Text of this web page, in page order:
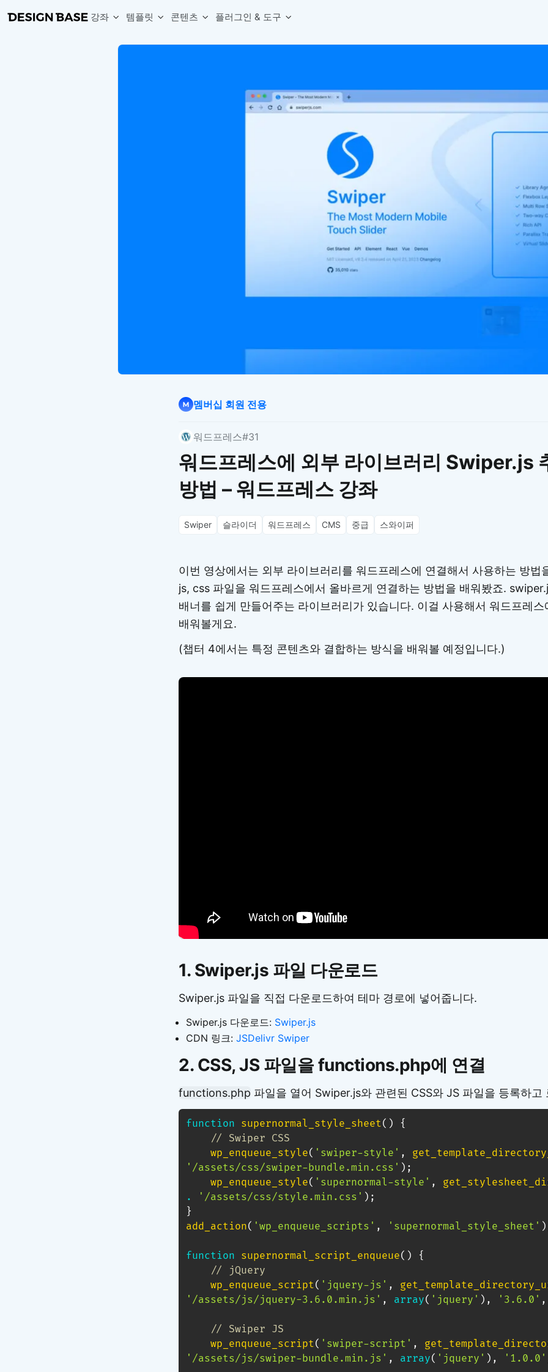
강좌 템플릿
상세페이지 템플릿 B타입
상세페이지 템플릿 C타입
콘텐츠
디자인 사이즈 가이드
웹, 앱, 배너, 상세페이지 제작에
디자인 트렌드와 실무 인사이트를 가볍
피그마, 포토샵 등 자주 쓰는 단
플러그인 & 도구
막대, 선, 원형, 파이, 레이더 등 다양한 차트를 손쉽게 생성해보세요.
로고 검색기
원하는 브랜드의 벡터 로고를 빠르게 찾아 활용해보세요.
자주 쓰는 브랜드 로고 SVG를 한곳에서 확인해보세요.
컬러 배색 NEW
디자인에 어울리는 컬러 조합을 빠르게 찾고 적용해보세요.
팔레트 비주얼라이저
컬러 팔레트를 시각적으로 미리 보고 조합감을 확인해보세요.
그라데이션 생성기
원하는 색상 조합으로 부드러운 그라데이션을 만들어보세요.
추상 그라디언트 생성기
감각적인 추상 그라디언트 배경을 손쉽게 만들어보세요.
ASCII 아트
이미지를 업로드하고 개성 있는 ASCII 아트 스타일로 변환해보세요.
이모지를 빠르게 검색해보세요.
멤버십 회원 전용
워드프레스#31
워드프레스에 외부 라이브러리 Swiper.js
방법 – 워드프레스 강좌
Swiper 슬라이더 워드프레스 CMS 중급 스와이퍼
이번 영상에서는 외부 라이브러리를 워드프레스에 연결해서 사용하는 방법
js, css 파일을 워드프레스에서 올바르게 연결하는 방법을 배워봤죠.
배너를 쉽게 만들어주는 라이브러리가 있습니다. 이걸 사용해서 워드프레
배워볼게요.
(챕터 4에서는 특정 콘텐츠와 결합하는 방식을 배워볼 예정입니다.)
1. Swiper.js 파일 다운로드
Swiper.js 파일을 직접 다운로드하여 테마 경로에 넣어줍니다.
Swiper.js 다운로드: Swiper.js
CDN 링크: JSDelivr Swiper
2. CSS, JS 파일을 functions.php에 연결
functions.php 파일을 열어 Swiper.js와 관련된 CSS와 JS 파일을 등록하고
function supernormal_style_sheet( )
{
// Swiper CSS
wp_enqueue_style( 'swiper-style' ,
'/assets/css/swiper-bundle.min.css' ) ;
wp_enqueue_style( 'supernormal-style' ,
.
'/assets/css/style.min.css' ) ;
}
add_action( 'wp_enqueue_scripts' , 'supernormal_style_sheet' )
function supernormal_script_enqueue( )
{
// jQuery
wp_enqueue_script( 'jquery-js' ,
'/assets/js/jquery-3.6.0.min.js' , array( 'jquery' ) , '3.6.0' ,
// Swiper JS
wp_enqueue_script( 'swiper-script' ,
'/assets/js/swiper-bundle.min.js' , array( 'jquery' ) , '1.0.0'